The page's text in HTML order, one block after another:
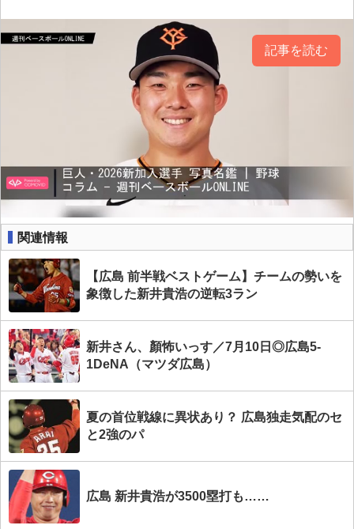
記事を読む
関連情報
【広島 前半戦ベストゲーム】チームの勢いを
象徴した新井貴浩の逆転3ラン
新井さん、顏怖いっす／7月10日◎広島5-
1DeNA（マツダ広島）
夏の首位戦線に異状あり？ 広島独走気配のセ
と2強のパ
広島 新井貴浩が3500塁打も……